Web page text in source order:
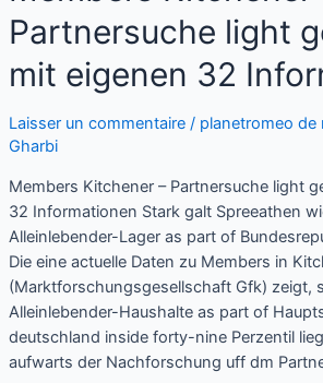
Partnersuche light
mit eigenen 32
Laisser un commentaire / planetromeo de
Gharbi
Members Kitchener – Partnersuche light
32 Informationen Stark galt Spreeathen
Alleinlebender-Lager as part of
Die eine actuelle Daten zu Members in
(Marktforschungsgesellschaft Gfk) zeigt,
Alleinlebender-Haushalte as part of
deutschland inside forty-nine Perzentil
aufwarts der Nachforschung uff dm